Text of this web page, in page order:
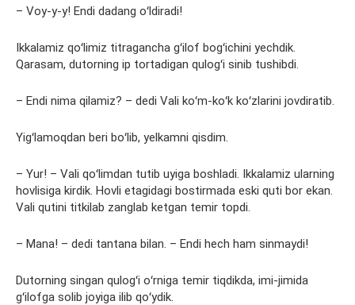
– Voy-y-y! Endi dadang oʻldiradi!
Ikkalamiz qoʻlimiz titragancha gʻilof bogʻichini yechdik.
Qarasam, dutorning ip tortadigan qulogʻi sinib tushibdi.
– Endi nima qilamiz? – dedi Vali koʻm-koʻk koʻzlarini jovdiratib.
Yigʻlamoqdan beri boʻlib, yelkamni qisdim.
– Yur! – Vali qoʻlimdan tutib uyiga boshladi. Ikkalamiz ularning
hovlisiga kirdik. Hovli etagidagi bostirmada eski quti bor ekan.
Vali qutini titkilab zanglab ketgan temir topdi.
– Mana! – dedi tantana bilan. – Endi hech ham sinmaydi!
Dutorning singan qulogʻi oʻrniga temir tiqdikda, imi-jimida
gʻilofga solib joyiga ilib qoʻydik.